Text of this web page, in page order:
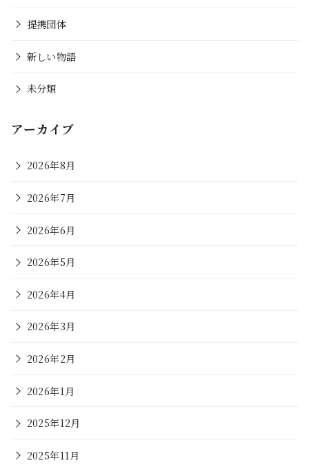
提携団体
新しい物語
未分類
アーカイブ
2026年8月
2026年7月
2026年6月
2026年5月
2026年4月
2026年3月
2026年2月
2026年1月
2025年12月
2025年11月